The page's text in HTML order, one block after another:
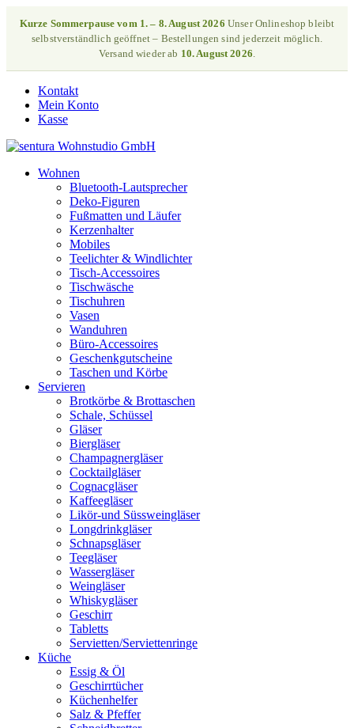
Kurze Sommerpause vom 1. – 8. August 2026 Unser Onlineshop bleibt
selbstverständlich geöffnet – Bestellungen sind jederzeit möglich.
Versand wieder ab 10. August 2026.
Kontakt
Mein Konto
Kasse
Wohnen
Bluetooth-Lautsprecher
Deko-Figuren
Fußmatten und Läufer
Kerzenhalter
Mobiles
Teelichter & Windlichter
Tisch-Accessoires
Tischwäsche
Tischuhren
Vasen
Wanduhren
Büro-Accessoires
Geschenkgutscheine
Taschen und Körbe
Servieren
Brotkörbe & Brottaschen
Schale, Schüssel
Gläser
Biergläser
Champagnergläser
Cocktailgläser
Cognacgläser
Kaffeegläser
Likör-und Süssweingläser
Longdrinkgläser
Schnapsgläser
Teegläser
Wassergläser
Weingläser
Whiskygläser
Geschirr
Tabletts
Servietten/Serviettenringe
Küche
Essig & Öl
Geschirrtücher
Küchenhelfer
Salz & Pfeffer